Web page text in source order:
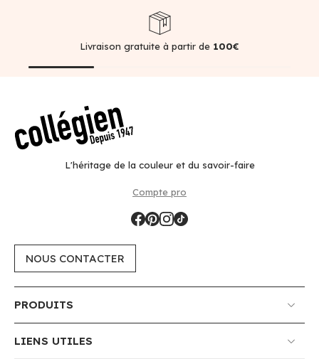
Livraison gratuite à partir de 100€
L'héritage de la couleur et du savoir-faire
Compte pro
NOUS CONTACTER
PRODUITS
LIENS UTILES